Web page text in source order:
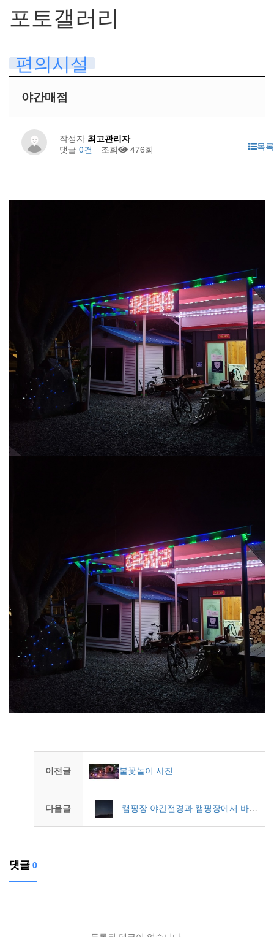
포토갤러리
편의시설
야간매점
작성자 최고관리자
댓글 0건 조회 476회 목록
이전글 불꽃놀이 사진
다음글 캠핑장 야간전경과 캠핑장에서 바라본 밤하늘
댓글 0